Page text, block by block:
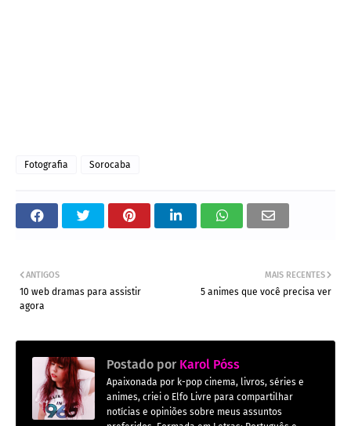
Fotografia Sorocaba
MAIS RECENTES
5 animes que você precisa ver
ANTIGOS
10 web dramas para assistir
agora
Postado por Karol Póss
Apaixonada por k-pop cinema, livros, séries e
animes, criei o Elfo Livre para compartilhar
notícias e opiniões sobre meus assuntos